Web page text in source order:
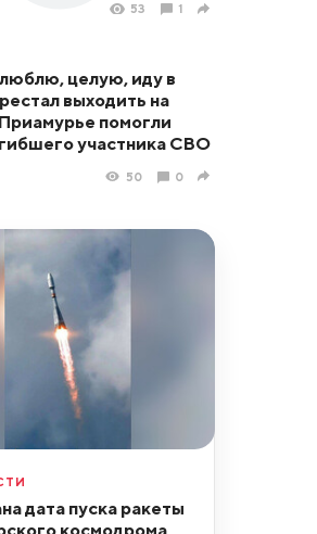
53 1
целую, иду в
выходить на
Приамурье помогли
участника СВО
50 0
дата пуска ракеты
космодрома